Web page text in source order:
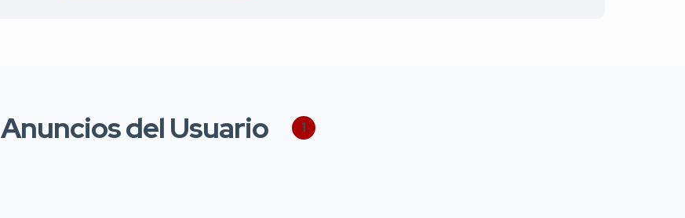
Anuncios del Usuario 1